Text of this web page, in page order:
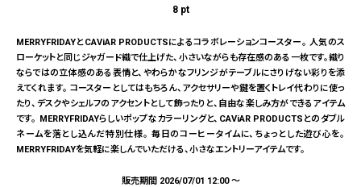
8 pt
MERRYFRIDAYとCAViAR PRODUCTSによるコラボレーションコースター。 人気のス
ローケットと同じジャガード織で仕上げた、小さいながらも存在感のある一枚です。織り
ならではの立体感のある表情と、やわらかなフリンジがテーブルにさりげない彩りを添
えてくれます。 コースターとしてはもちろん、アクセサリーや鍵を置くトレイ代わりに使っ
たり、デスクやシェルフのアクセントとして飾ったりと、自由な楽しみ方ができるアイテム
です。 MERRYFRIDAYらしいポップなカラーリングと、CAViAR PRODUCTSとのダブル
ネームを落とし込んだ特別仕様。 毎日のコーヒータイムに、ちょっとした遊び心を。
MERRYFRIDAYを気軽に楽しんでいただける、小さなエントリーアイテムです。
販売期間 2026/07/01 12:00〜